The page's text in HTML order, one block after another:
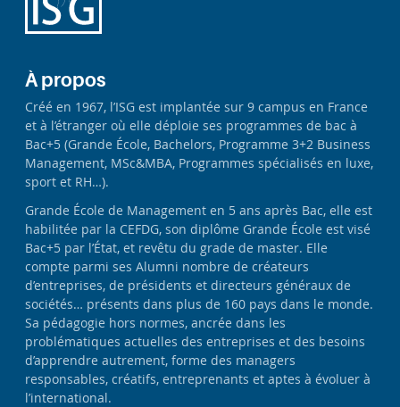
À propos
Créé en 1967, l’ISG est implantée sur 9 campus en France
et à l’étranger où elle déploie ses programmes de bac à
Bac+5 (Grande École, Bachelors, Programme 3+2 Business
Management, MSc&MBA, Programmes spécialisés en luxe,
sport et RH…).
Grande École de Management en 5 ans après Bac, elle est
habilitée par la CEFDG, son diplôme Grande École est visé
Bac+5 par l’État, et revêtu du grade de master. Elle
compte parmi ses Alumni nombre de créateurs
d’entreprises, de présidents et directeurs généraux de
sociétés… présents dans plus de 160 pays dans le monde.
Sa pédagogie hors normes, ancrée dans les
problématiques actuelles des entreprises et des besoins
d’apprendre autrement, forme des managers
responsables, créatifs, entreprenants et aptes à évoluer à
l’international.